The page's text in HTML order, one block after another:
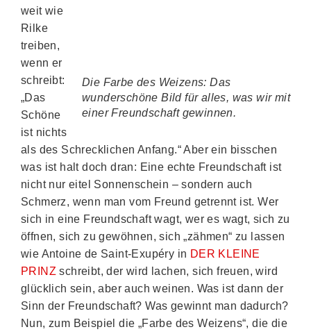
Die Farbe des Weizens: Das
wunderschöne Bild für alles, was wir mit
einer Freundschaft gewinnen.
weit wie
Rilke
treiben,
wenn er
schreibt:
„Das
Schöne
ist nichts
als des Schrecklichen Anfang.“ Aber ein bisschen
was ist halt doch dran: Eine echte Freundschaft ist
nicht nur eitel Sonnenschein – sondern auch
Schmerz, wenn man vom Freund getrennt ist. Wer
sich in eine Freundschaft wagt, wer es wagt, sich zu
öffnen, sich zu gewöhnen, sich „zähmen“ zu lassen
wie Antoine de Saint-Exupéry in DER KLEINE
PRINZ schreibt, der wird lachen, sich freuen, wird
glücklich sein, aber auch weinen. Was ist dann der
Sinn der Freundschaft? Was gewinnt man dadurch?
Nun, zum Beispiel die „Farbe des Weizens“, die die